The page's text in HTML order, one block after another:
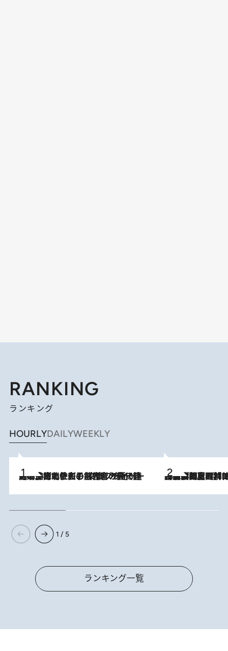
RANKING
ランキング
HOURLYDAILYWEEKLY
2026.8.3
《「文士の子ども被害者の会」発足！》阿川佐和子（72）が語る遠藤周作に北杜夫、劇作家・矢代静一の子どもたちの“文豪プライベート事件簿” 2026.8.8
「最後に見られてよかった」上野動物園の東園パンダ舎が解体前に特別公開。8月16日まで延長されたパネル展と共に辿る“半世紀”のパンダ飼育《解体工事の図面あり》
1 / 5
ランキング一覧